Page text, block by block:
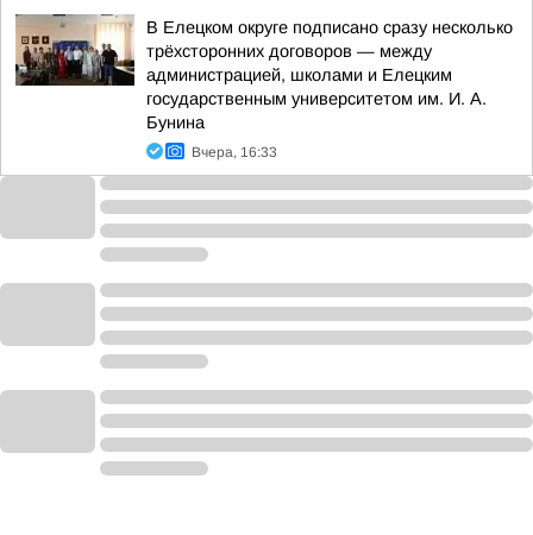
В Елецком округе подписано сразу несколько
трёхсторонних договоров — между
администрацией, школами и Елецким
государственным университетом им. И. А.
Бунина
Вчера, 16:33